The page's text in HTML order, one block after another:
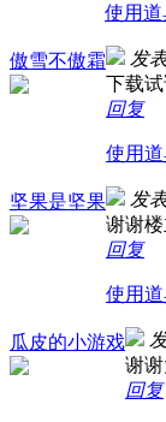
使用道
傲雪不傲霜 发
下载
回复
使用
坚果是坚果 发
谢谢
回复
使用
瓜皮的小游戏
谢
回复